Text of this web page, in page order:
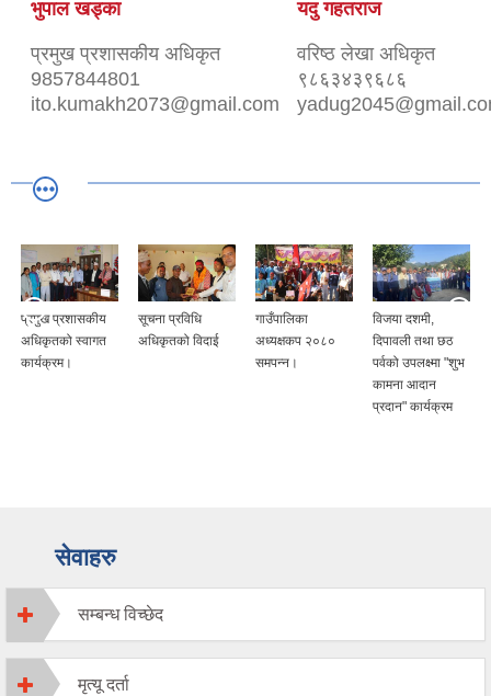
भुपाल खड्का
प्रमुख प्रशासकीय अधिकृत
9857844801
ito.kumakh2073@gmail.com
यदु गहतराज
वरिष्ठ लेखा अधिकृत
९८६३४३९६८६
प्रमुख प्रशासकीय
अधिकृतको स्वागत
कार्यक्रम।
सूचना प्रविधि
अधिकृतको विदाई
गाउँपालिका
अध्यक्षकप २०८०
समपन्न।
विजया दशमी,
दिपावली तथा छठ
पर्वको उपलक्ष्मा "शुभ
कामना आदान
प्रदान" कार्यक्रम
सेवाहरु
सम्बन्ध विच्छेद
मृत्यू दर्ता